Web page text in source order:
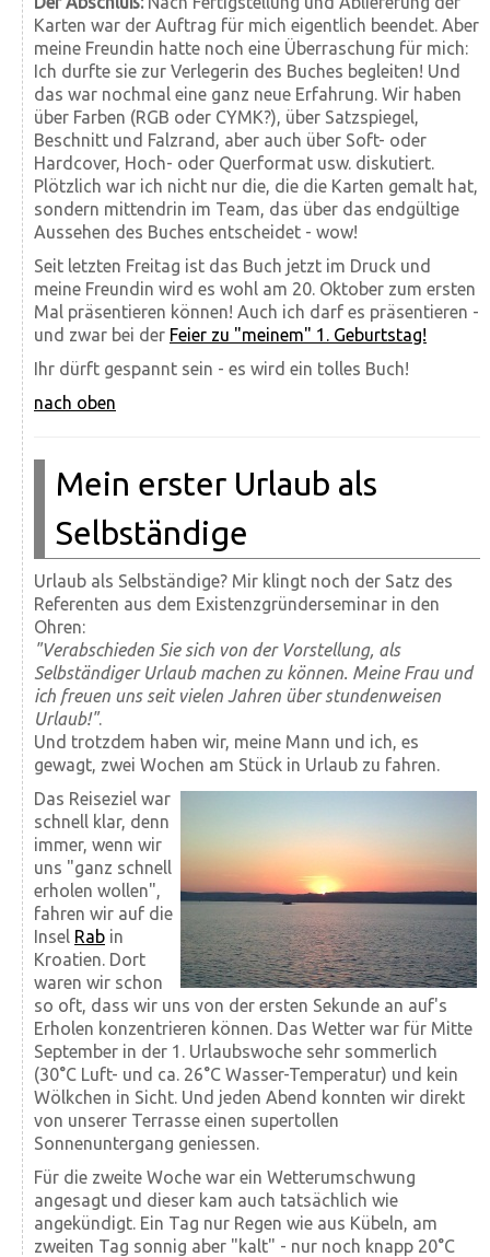
Karten war der Auftrag für mich eigentlich beendet. Aber
meine Freundin hatte noch eine Überraschung für mich:
Ich durfte sie zur Verlegerin des Buches begleiten! Und
das war nochmal eine ganz neue Erfahrung. Wir haben
über Farben (RGB oder CYMK?), über Satzspiegel,
Beschnitt und Falzrand, aber auch über Soft- oder
Hardcover, Hoch- oder Querformat usw. diskutiert.
Plötzlich war ich nicht nur die, die die Karten gemalt hat,
sondern mittendrin im Team, das über das endgültige
Aussehen des Buches entscheidet - wow!
Seit letzten Freitag ist das Buch jetzt im Druck und
meine Freundin wird es wohl am 20. Oktober zum ersten
Mal präsentieren können! Auch ich darf es präsentieren -
und zwar bei der Feier zu "meinem" 1. Geburtstag!
Ihr dürft gespannt sein - es wird ein tolles Buch!
nach oben
Mein erster Urlaub als
Selbständige
Urlaub als Selbständige? Mir klingt noch der Satz des
Referenten aus dem Existenzgründerseminar in den
Ohren:
"Verabschieden Sie sich von der Vorstellung, als
Selbständiger Urlaub machen zu können. Meine Frau und
ich freuen uns seit vielen Jahren über stundenweisen
Urlaub!".
Und trotzdem haben wir, meine Mann und ich, es
gewagt, zwei Wochen am Stück in Urlaub zu fahren.
Das Reiseziel war
schnell klar, denn
immer, wenn wir
uns "ganz schnell
erholen wollen",
fahren wir auf die
Insel Rab in
Kroatien. Dort
waren wir schon
so oft, dass wir uns von der ersten Sekunde an auf's
Erholen konzentrieren können. Das Wetter war für Mitte
September in der 1. Urlaubswoche sehr sommerlich
(30°C Luft- und ca. 26°C Wasser-Temperatur) und kein
Wölkchen in Sicht. Und jeden Abend konnten wir direkt
von unserer Terrasse einen supertollen
Sonnenuntergang geniessen.
Für die zweite Woche war ein Wetterumschwung
angesagt und dieser kam auch tatsächlich wie
angekündigt. Ein Tag nur Regen wie aus Kübeln, am
zweiten Tag sonnig aber "kalt" - nur noch knapp 20°C